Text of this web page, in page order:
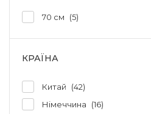
70 см 5
КРАЇНА
Китай
42
Німеччина
16